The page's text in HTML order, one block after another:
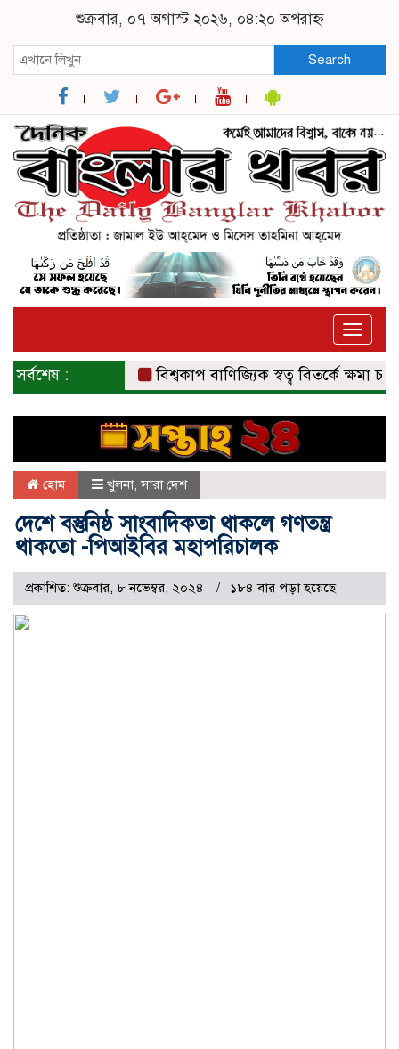
শুক্রবার, ০৭ অগাস্ট ২০২৬, ০৪:২০ অপরাহ্ন
Search
Toggle
সর্বশেষ : বিশ্বকাপ বাণিজ্যিক স্বত্ব বিতর্কে ক্ষমা চাইল
হোম খুলনা,সারা দেশ
দেশে বস্তুনিষ্ঠ সাংবাদিকতা থাকলে গণতন্ত্র
থাকতো -পিআইবির মহাপরিচালক
প্রকাশিত: শুক্রবার, ৮ নভেম্বর, ২০২৪ ১৮৪ বার পড়া হয়েছে